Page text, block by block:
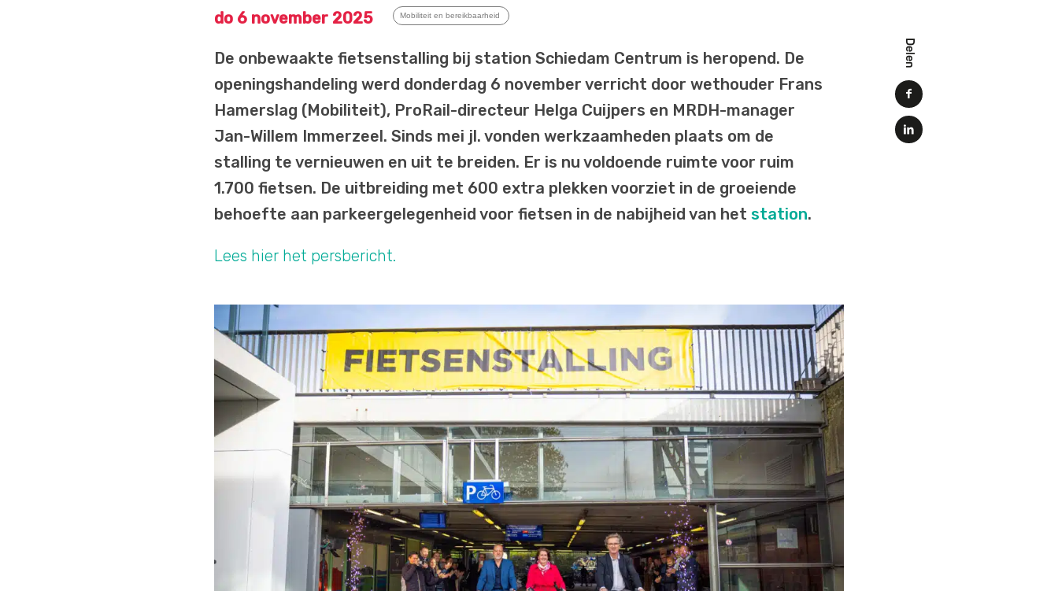
do 6 november 2025 Mobiliteit en bereikbaarheid
Delen
De onbewaakte fietsenstalling bij station Schiedam Centrum is heropend. De
openingshandeling werd donderdag 6 november verricht door wethouder Frans
Hamerslag (Mobiliteit), ProRail-directeur Helga Cuijpers en MRDH-manager
Jan-Willem Immerzeel. Sinds mei jl. vonden werkzaamheden plaats om de
stalling te vernieuwen en uit te breiden. Er is nu voldoende ruimte voor ruim
1.700 fietsen. De uitbreiding met 600 extra plekken voorziet in de groeiende
behoefte aan parkeergelegenheid voor fietsen in de nabijheid van het station.
Lees hier het persbericht.